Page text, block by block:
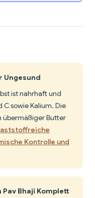
Ungesund
ist nahrhaft und
sowie Kalium. Die
übermäßiger Butter
Kontrolle und
Pav Bhaji Komplett